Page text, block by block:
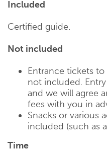
Included
Certified guide.
Not included
Entrance tickets
not included.
and we will agree
fees with you in
Snacks or various
included (such as
Time